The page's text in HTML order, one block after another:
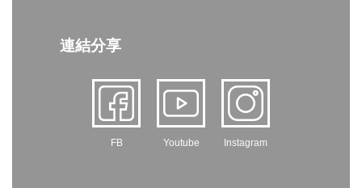
連結分享
FB Youtube Instagram